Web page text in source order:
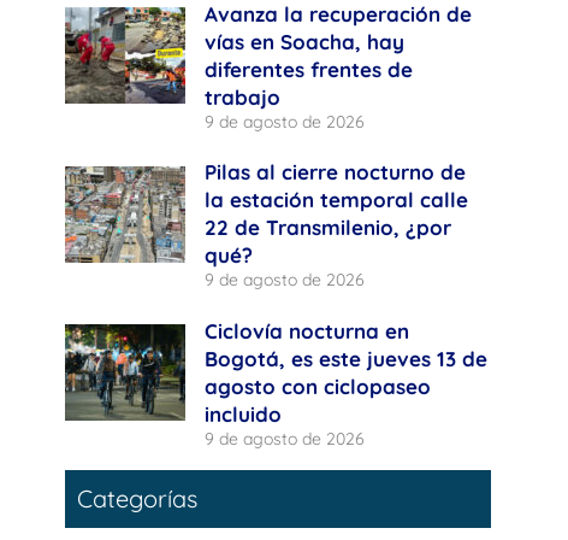
Avanza la recuperación de
vías en Soacha, hay
diferentes frentes de
trabajo
9 de agosto de 2026
Pilas al cierre nocturno de
la estación temporal calle
22 de Transmilenio, ¿por
qué?
9 de agosto de 2026
Ciclovía nocturna en
Bogotá, es este jueves 13 de
agosto con ciclopaseo
incluido
9 de agosto de 2026
Categorías